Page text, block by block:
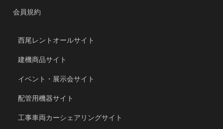
会員規約
西尾レントオールサイト
建機商品サイト
イベント・展示会サイト
配管用機器サイト
工事車両カーシェアリングサイト